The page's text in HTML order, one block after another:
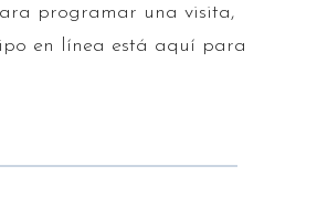
programar una visita,
en línea está aquí para